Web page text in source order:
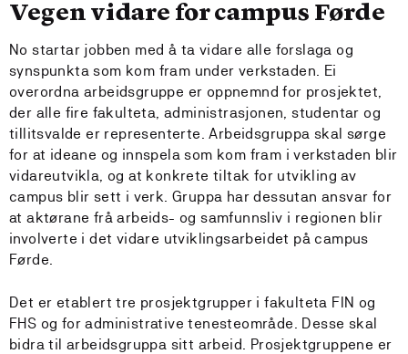
Vegen vidare for campus Førde
No startar jobben med å ta vidare alle forslaga og
synspunkta som kom fram under verkstaden. Ei
overordna arbeidsgruppe er oppnemnd for prosjektet,
der alle fire fakulteta, administrasjonen, studentar og
tillitsvalde er representerte. Arbeidsgruppa skal sørge
for at ideane og innspela som kom fram i verkstaden blir
vidareutvikla, og at konkrete tiltak for utvikling av
campus blir sett i verk. Gruppa har dessutan ansvar for
at aktørane frå arbeids- og samfunnsliv i regionen blir
involverte i det vidare utviklingsarbeidet på campus
Førde.
Det er etablert tre prosjektgrupper i fakulteta FIN og
FHS og for administrative tenesteområde. Desse skal
bidra til arbeidsgruppa sitt arbeid. Prosjektgruppene er